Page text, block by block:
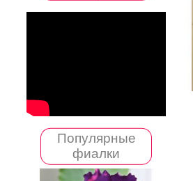
Популярные
фиалки